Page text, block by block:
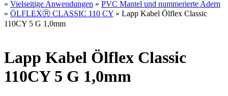
» Vielseitige Anwendungen » PVC Mantel und nummerierte Adern
» ÖLFLEXⓇ CLASSIC 110 CY » Lapp Kabel Ölflex Classic
110CY 5 G 1,0mm
Lapp Kabel Ölflex Classic
110CY 5 G 1,0mm